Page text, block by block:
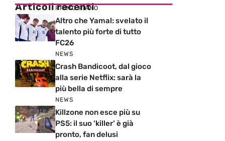
Articoli recenti
PRIMO PIANO
Altro che Yamal: svelato il
talento più forte di tutto
FC26
NEWS
Crash Bandicoot, dal gioco
alla serie Netflix: sarà la
più bella di sempre
NEWS
Killzone non esce più su
PS5: il suo ‘killer’ è già
pronto, fan delusi